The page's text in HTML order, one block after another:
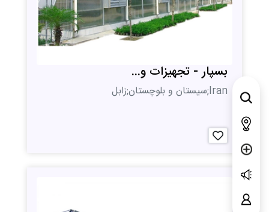
بسپار - تجهیزات و...
Iran;سیستان و بلوچستان;زابل